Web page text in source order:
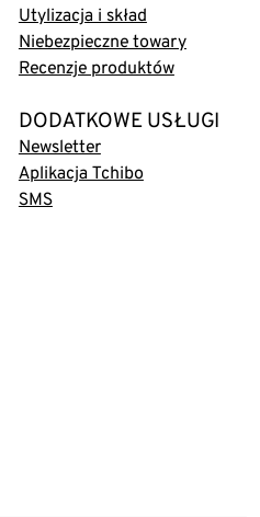
Utylizacja i skład
Niebezpieczne towary
Recenzje produktów
DODATKOWE USŁUGI
Newsletter
Aplikacja Tchibo
SMS